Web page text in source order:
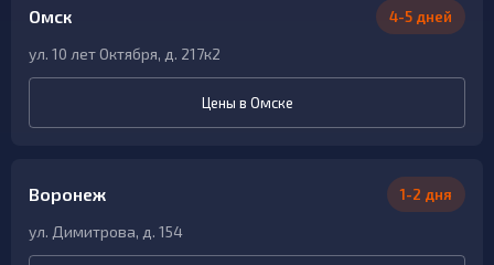
Омск 4-5 дней
ул. 10 лет Октября, д. 217к2
Цены в Омске
Воронеж 1-2 дня
ул. Димитрова, д. 154